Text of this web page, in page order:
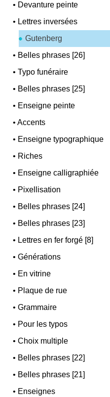
• Devanture peinte
• Lettres inversées
Gutenberg
• Belles phrases [26]
•Typo funéraire
• Belles phrases [25]
• Enseigne peinte
•Accents
• Enseigne typographique
• Riches
• Enseigne calligraphiée
• Pixellisation
• Belles phrases [24]
• Belles phrases [23]
• Lettres en fer forgé [8]
•Générations
• En vitrine
• Plaque de rue
•Grammaire
• Pour les typos
•Choix multiple
• Belles phrases [22]
• Belles phrases [21]
• Enseignes